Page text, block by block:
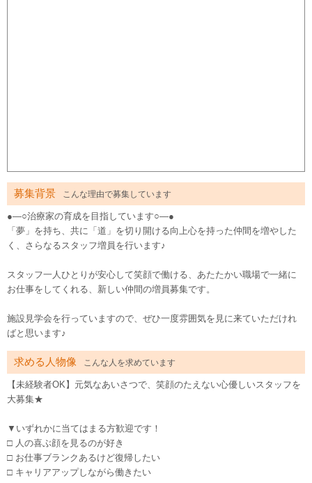
募集背景 こんな理由で募集しています
●―○治療家の育成を目指しています○―●
「夢」を持ち、共に「道」を切り開ける向上心を持った仲間を増やした
く、さらなるスタッフ増員を行います♪
スタッフ一人ひとりが安心して笑顔で働ける、あたたかい職場で一緒に
お仕事をしてくれる、新しい仲間の増員募集です。
施設見学会を行っていますので、ぜひ一度雰囲気を見に来ていただけれ
ばと思います♪
求める人物像 こんな人を求めています
【未経験者OK】元気なあいさつで、笑顔のたえない心優しいスタッフを
大募集★
▼いずれかに当てはまる方歓迎です！
□ 人の喜ぶ顔を見るのが好き
□ お仕事ブランクあるけど復帰したい
□ キャリアアップしながら働きたい